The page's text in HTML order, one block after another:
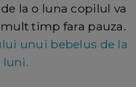
la o luna copilul va
timp fara pauza.
unui bebelus de la
luni.